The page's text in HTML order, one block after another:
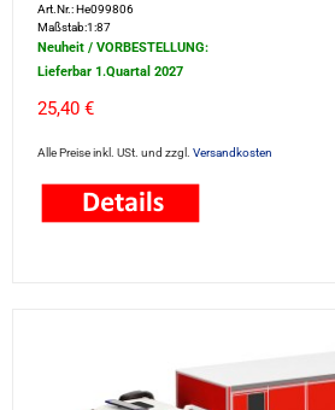
Art.Nr.: He099806
Maßstab:1:87
Neuheit / VORBESTELLUNG:
Lieferbar 1.Quartal 2027
25,40 €
Alle Preise inkl. USt. und zzgl. Versandkosten